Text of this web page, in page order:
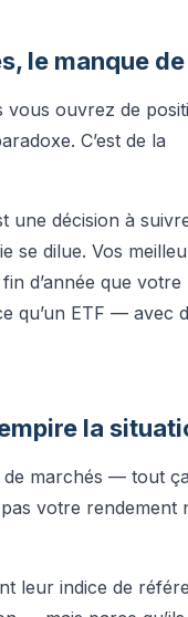
le manque
vous ouvrez de
C’est de la
une décision à
se dilue. Vos
d’année que votre
qu’un ETF — avec
la
de marchés — tout ça
votre rendement
leur indice de